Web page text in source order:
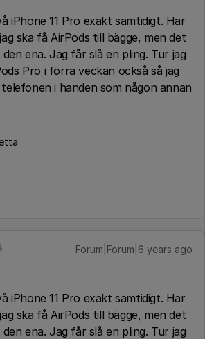
iPhone 11 Pro exakt samtidigt. Har
ska få AirPods till bägge, men det
ena. Jag får slå en pling. Tur jag
Pro i förra veckan också så jag
i handen som någon annan
Forum|Forum|6 years ago
iPhone 11 Pro exakt samtidigt. Har
ska få AirPods till bägge, men det
ena. Jag får slå en pling. Tur jag